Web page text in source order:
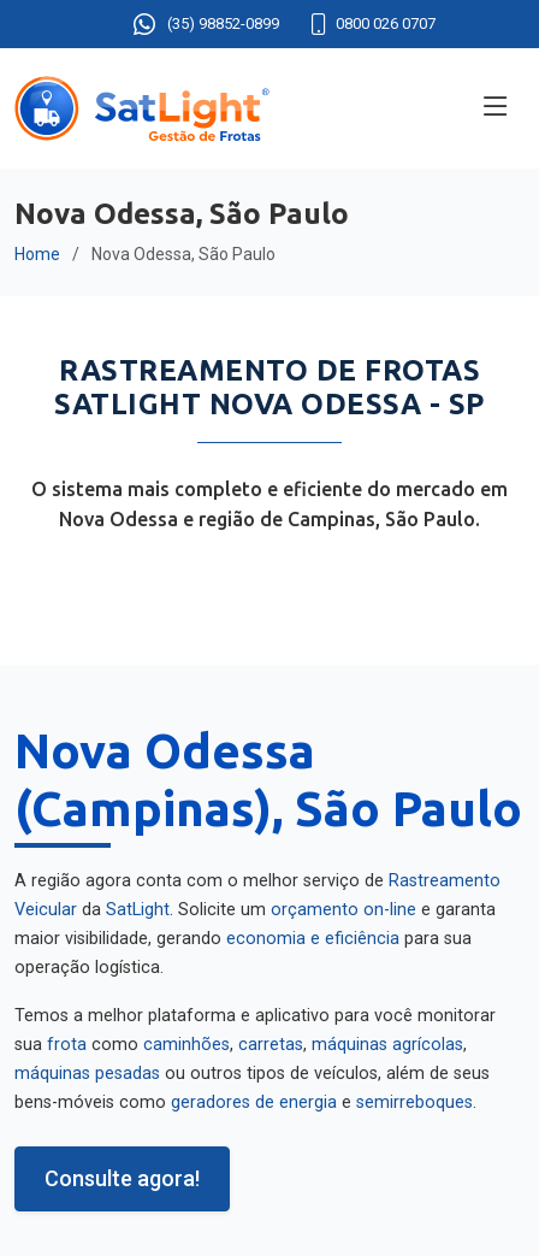
(35) 98852-0899 0800 026 0707
Nova Odessa, São Paulo
Home Nova Odessa, São Paulo
RASTREAMENTO DE FROTAS
SATLIGHT NOVA ODESSA - SP
O sistema mais completo e eficiente do mercado em
Nova Odessa e região de Campinas, São Paulo.
Nova Odessa
(Campinas), São Paulo
A região agora conta com o melhor serviço de Rastreamento
Veicular da SatLight. Solicite um orçamento on-line e garanta
maior visibilidade, gerando economia e eficiência para sua
operação logística.
Temos a melhor plataforma e aplicativo para você monitorar
sua frota como caminhões, carretas, máquinas agrícolas,
máquinas pesadas ou outros tipos de veículos, além de seus
bens-móveis como geradores de energia e semirreboques.
Consulte agora!